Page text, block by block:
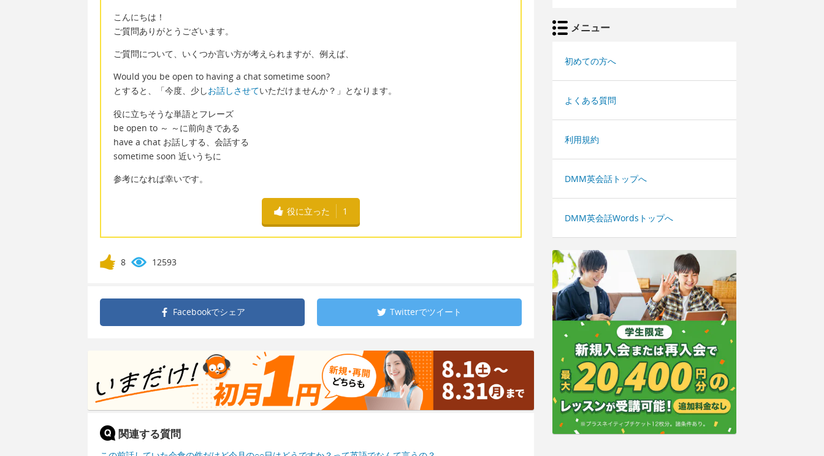
こんにちは！
ご質問ありがとうございます。
ご質問について、いくつか言い方が考えられますが、例えば、
Would you be open to having a chat sometime soon?
とすると、「今度、少しお話しさせていただけませんか？」となります。
役に立ちそうな単語とフレーズ
be open to ～ ～に前向きである
have a chat お話しする、会話する
sometime soon 近いうちに
参考になれば幸いです。
役に立った 1
8 12593
Facebookでシェア Twitterでツイート
関連する質問
メニュー
初めての方へ
よくある質問
利用規約
DMM英会話トップへ
DMM英会話Wordsトップへ